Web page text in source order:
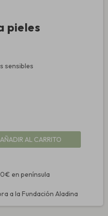
pieles
sensibles
AÑADIR AL CARRITO
en península
a la Fundación Aladina